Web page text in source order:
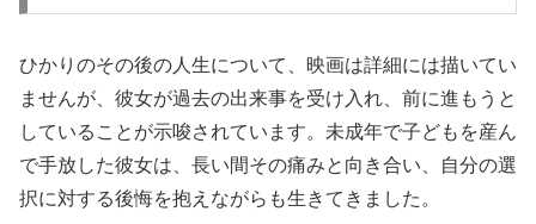
ひかりのその後の人生について、映画は詳細には描いてい
ませんが、彼女が過去の出来事を受け入れ、前に進もうと
していることが示唆されています。未成年で子どもを産ん
で手放した彼女は、長い間その痛みと向き合い、自分の選
択に対する後悔を抱えながらも生きてきました。